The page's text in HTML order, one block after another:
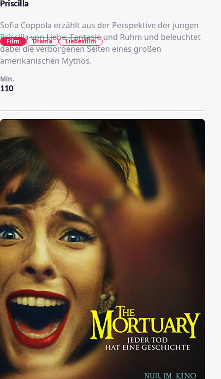
Priscilla
Sofia Coppola erzählt aus der Perspektive der jungen
Priscilla von Liebe, Fantasie und Ruhm und beleuchtet
dabei die verborgenen Seiten eines großen
amerikanischen Mythos.
110
Min.
Film Drama Liebesfilm